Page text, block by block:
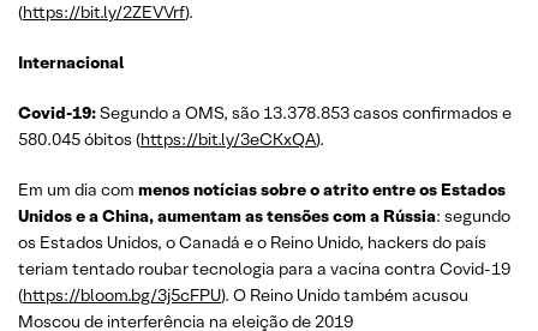
(https://bit.ly/2ZEVVrf).
Internacional
Covid-19:Segundo a OMS, são 13.378.853 casos confirmados e
580.045 óbitos (https://bit.ly/3eCKxQA).
Em um dia com menos notícias sobre o atrito entre os Estados
Unidos e a China, aumentam as tensões com a Rússia: segundo
os Estados Unidos, o Canadá e o Reino Unido, hackers do país
teriam tentado roubar tecnologia para a vacina contra Covid-19
(https://bloom.bg/3j5cFPU). O Reino Unido também acusou
Moscou de interferência na eleição de 2019